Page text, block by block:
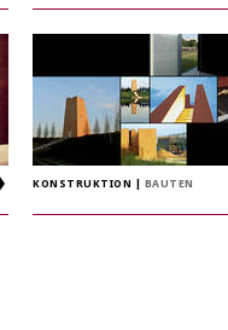
KONSTRUKTION BAUTEN